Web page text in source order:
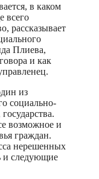
в каком
всего
рассказывает
Плиева,
и как
из
социально-
возможное и
граждан.
нерешенных
и следующие